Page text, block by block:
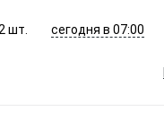
2 шт. сегодня в 07:00